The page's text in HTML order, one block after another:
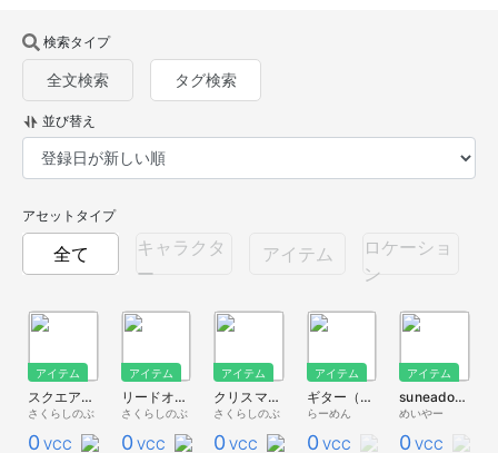
検索タイプ
全文検索 タグ検索
並び替え
アセットタイプ
全て
キャラクタ
ー
アイテム
ロケーショ
ン
アイテム
スクエアハープシコード(赤茶)
さくらしのぶ
0 VCC
アイテム
リードオルガン
さくらしのぶ
0 VCC
アイテム
クリスマスリードオルガン
さくらしのぶ
0 VCC
アイテム
ギター（コード演奏用）
らーめん
0 VCC
アイテム
suneadoramu
めいやー
0 VCC